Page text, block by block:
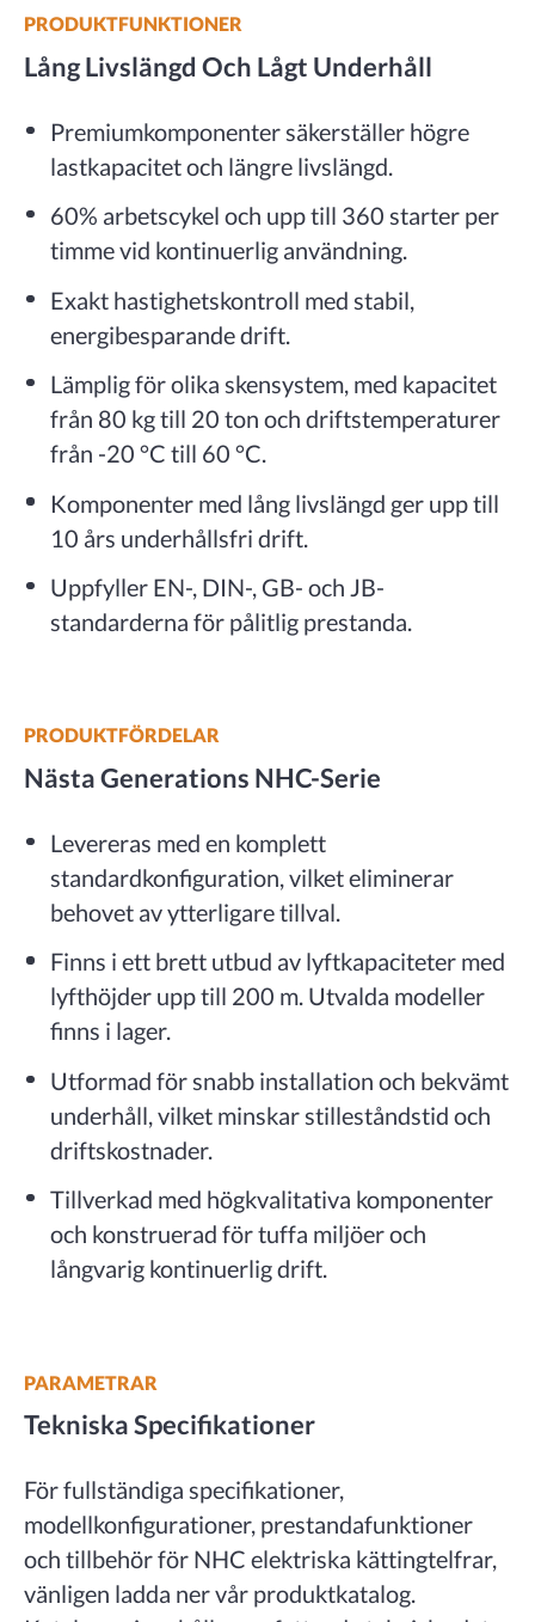
PRODUKTFUNKTIONER
Lång Livslängd Och Lågt Underhåll
Premiumkomponenter säkerställer högre
lastkapacitet och längre livslängd.
60% arbetscykel och upp till 360 starter per
timme vid kontinuerlig användning.
Exakt hastighetskontroll med stabil,
energibesparande drift.
Lämplig för olika skensystem, med kapacitet
från 80 kg till 20 ton och driftstemperaturer
från -20 °C till 60 °C.
Komponenter med lång livslängd ger upp till
10 års underhållsfri drift.
Uppfyller EN-, DIN-, GB- och JB-
standarderna för pålitlig prestanda.
PRODUKTFÖRDELAR
Nästa Generations NHC-Serie
Levereras med en komplett
standardkonfiguration, vilket eliminerar
behovet av ytterligare tillval.
Finns i ett brett utbud av lyftkapaciteter med
lyfthöjder upp till 200 m. Utvalda modeller
finns i lager.
Utformad för snabb installation och bekvämt
underhåll, vilket minskar stilleståndstid och
driftskostnader.
Tillverkad med högkvalitativa komponenter
och konstruerad för tuffa miljöer och
långvarig kontinuerlig drift.
PARAMETRAR
Tekniska Specifikationer
För fullständiga specifikationer,
modellkonfigurationer, prestandafunktioner
och tillbehör för NHC elektriska kättingtelfrar,
vänligen ladda ner vår produktkatalog.